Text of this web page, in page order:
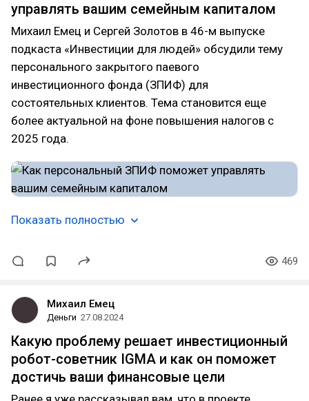
управлять вашим семейным капиталом
Михаил Емец и Сергей Золотов в 46-м выпуске
подкаста «Инвестиции для людей» обсудили тему
персонального закрытого паевого
инвестиционного фонда (ЗПИФ) для
состоятельных клиентов. Тема становится еще
более актуальной на фоне повышения налогов с
2025 года.
Показать полностью
469
Михаил Емец
Деньги 27.08.2024
Какую проблему решает инвестиционный
робот-советник IGMA и как он поможет
достичь ваши финансовые цели